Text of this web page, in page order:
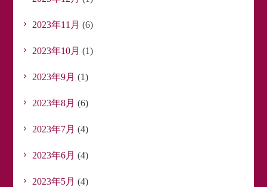
2023年11月 (6)
2023年10月 (1)
2023年9月 (1)
2023年8月 (6)
2023年7月 (4)
2023年6月 (4)
2023年5月 (4)